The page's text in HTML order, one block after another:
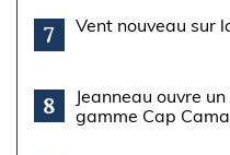
7 Vent nouveau sur
8
Jeanneau ouvre
gamme Cap